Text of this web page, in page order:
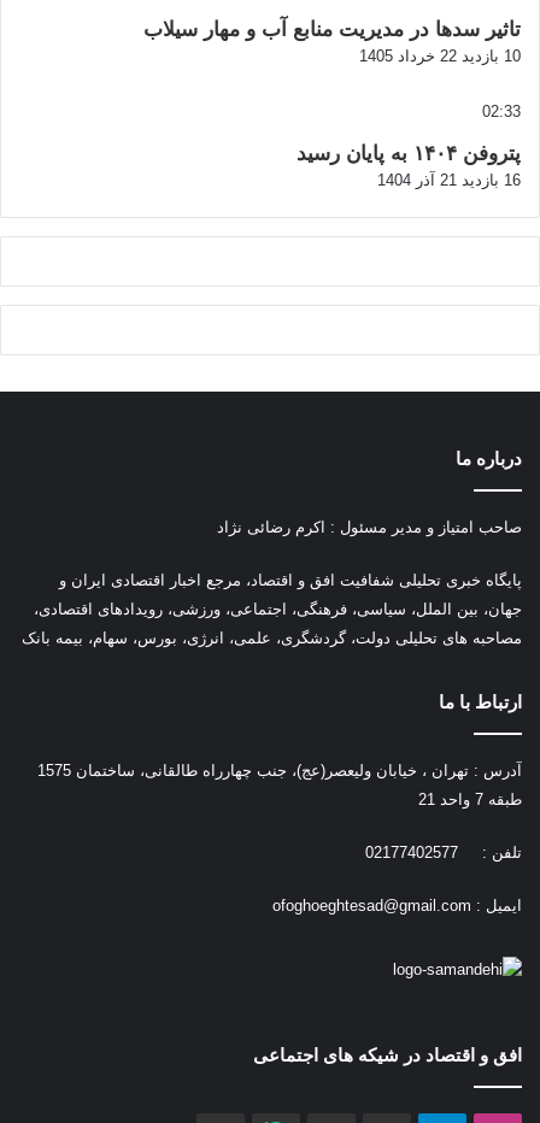
تاثیر سدها در مدیریت منابع آب و مهار سیلاب
10 بازدید 22 خرداد 1405
02:33
پتروفن ۱۴۰۴ به پایان رسید
16 بازدید 21 آذر 1404
درباره ما
صاحب امتیاز و مدیر مسئول : اکرم رضائی نژاد
پایگاه خبری تحلیلی شفافیت افق و اقتصاد، مرجع اخبار اقتصادی ایران و
جهان، بین الملل، سیاسی، فرهنگی، اجتماعی، ورزشی، رویدادهای اقتصادی،
مصاحبه های تحلیلی دولت، گردشگری، علمی، انرژی، بورس، سهام، بیمه بانک
ارتباط با ما
آدرس : تهران ، خیابان ولیعصر(عج)، جنب چهارراه طالقانی، ساختمان 1575
طبقه 7 واحد 21
تلفن : 02177402577
ایمیل : ofoghoeghtesad@gmail.com
افق و اقتصاد در شیکه های اجتماعی